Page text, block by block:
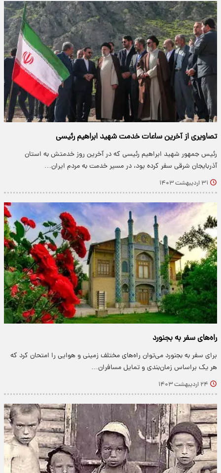
تصاویری از آخرین ساعات خدمت شهید ابراهیم رئیسی
رئیس جمهور شهید ابراهیم رئیسی که در آخرین روز خدمتش به استان
آذربایجان شرقی سفر کرده بود، در مسیر خدمت به مردم ایران…
۳۱ اردیبهشت ۱۴۰۳
راه‌های سفر به بجنورد
برای سفر به بجنورد می‌توان راه‌های مختلف زمینی و هوایی را امتحان کرد که
هر یک براساس زمان‌بندی و تمایل مسافران…
۲۴ اردیبهشت ۱۴۰۳